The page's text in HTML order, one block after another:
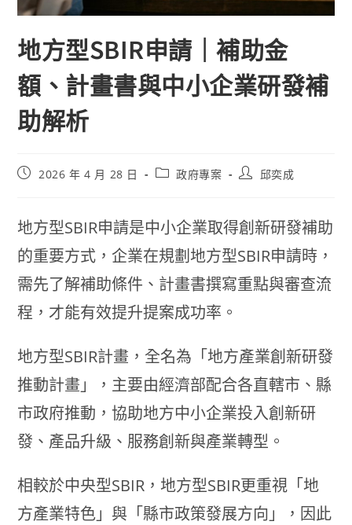
地方型SBIR申請｜補助金
額、計畫書與中小企業研發補
助解析
2026 年 4 月 28 日 政府專案 邱奕成
地方型SBIR申請是中小企業取得創新研發補助
的重要方式，企業在規劃地方型SBIR申請時，
需先了解補助條件、計畫書撰寫重點與審查流
程，才能有效提升提案成功率。
地方型SBIR計畫，全名為「地方產業創新研發
推動計畫」，主要由經濟部配合各直轄市、縣
市政府推動，協助地方中小企業投入創新研
發、產品升級、服務創新與產業轉型。
相較於中央型SBIR，地方型SBIR更重視「地
方產業特色」與「縣市政策發展方向」，因此